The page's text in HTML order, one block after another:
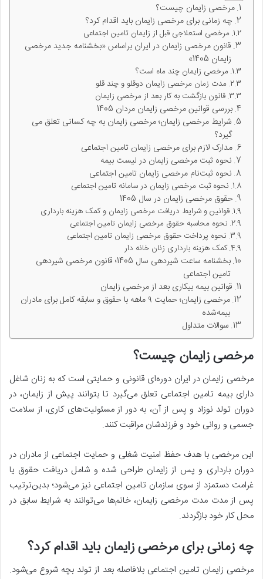
مرخصی زایمان چیست؟
چه زمانی برای مرخصی زایمان باید اقدام کرد؟
مرخصی استعلاجی قبل از زایمان تامین اجتماعی
قانون مرخصی زایمان در ایران براساس «بخشنامه جدید مرخصی
زایمان 1405»
مرخصی زایمان چند ماه است؟
مدت زمان مرخصی زایمان دوقلو و چند قلو
قانون بازگشت به کار بعد از مرخصی زایمان
بررسی قوانین مرخصی زایمان مردان 1405
شرایط مرخصی زایمان؛ مرخصی زایمان به چه کسانی تعلق می
گیرد؟
مدارک لازم برای مرخصی زایمان تامین اجتماعی
نحوه ثبت مرخصی زایمان در لیست بیمه
نحوه ثبت‌نام مرخصی زایمان تامین اجتماعی
نحوه ثبت مرخصی زایمان در سامانه تامین اجتماعی
حقوق مرخصی زایمان در سال 1405
قوانین و شرایط دریافت مرخصی زایمان و کمک هزینه بارداری
نحوه محاسبه حقوق مرخصی زایمان تامین اجتماعی
نحوه پرداخت حقوق مرخصی زایمان تامین اجتماعی
کمک هزینه بارداری زنان خانه دار
بخشنامه ساعت شیردهی سال 1405؛ قانون مرخصی شیردهی
تامین اجتماعی
قوانین بیمه بیکاری بعد از مرخصی زایمان
مرخصی زایمان؛ حمایت ۹ ماهه با حقوق و سابقه کامل برای مادران
بیمه‌شده
سوالات متداول
مرخصی زایمان چیست؟
مرخصی زایمان در ایران دوره‌ای قانونی و حمایتی است که به زنان شاغل
دارای بیمه تامین اجتماعی تعلق می‌گیرد تا بتوانند پیش از زایمان، در
دوران تولد نوزاد و پس از آن، به دور از مسئولیت‌های کاری، از سلامت
جسمی و روانی خود و فرزندشان مراقبت کنند.
این مرخصی با هدف حفظ امنیت شغلی و حمایت اجتماعی از مادران در
دوران بارداری و پس از زایمان طراحی شده و شامل دریافت حقوق یا
غرامت دستمزد از سوی سازمان تامین اجتماعی نیز می‌شود؛ بدین‌ترتیب
پس از مدت مدت مرخصی زایمان، خانم‌ها می‌توانند به شرایط سابق در
محل کار خود بازگردند.
چه زمانی برای مرخصی زایمان باید اقدام کرد؟
مرخصی زایمان تامین اجتماعی بلافاصله بعد از تولد بچه شروع می‌شود.